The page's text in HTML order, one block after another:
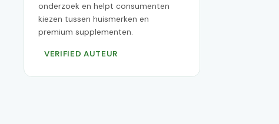
onderzoek en helpt consumenten
kiezen tussen huismerken en
premium supplementen.
VERIFIED AUTEUR